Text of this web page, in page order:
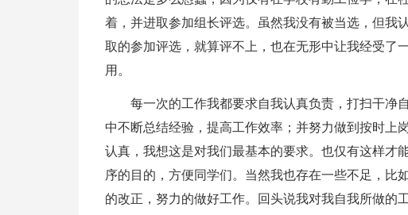
着，并进取参加组长评选。虽然我没有被当选，但我
取的参加评选，就算评不上，也在无形中让我经受了
用。
每一次的工作我都要求自我认真负责，打扫干净
中不断总结经验，提高工作效率；并努力做到按时上
认真，我想这是对我们最基本的要求。也仅有这样才
序的目的，方便同学们。当然我也存在一些不足，比
的改正，努力的做好工作。回头说我对我自我所做的